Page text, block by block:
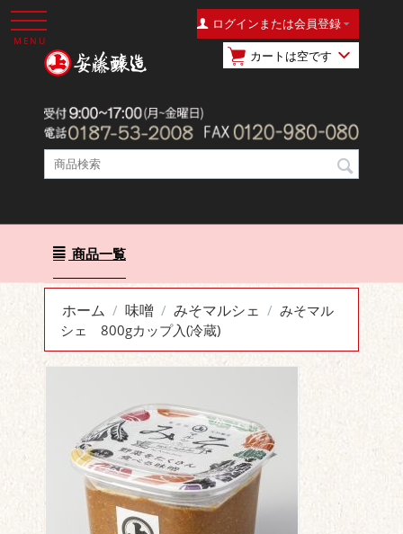
ログインまたは会員登録
カートは空です
MENU
商品一覧
ホーム / 味噌 / みそマルシェ / みそマル
シェ 800gカップ入(冷蔵)